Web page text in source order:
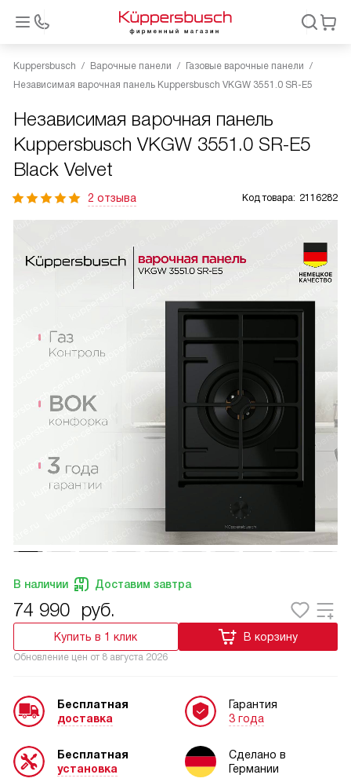
Kuppersbusch Варочные панели
Газовые варочные панели
Независимая варочная панель Kuppersbusch VKGW 3551.0 SR-E5
Независимая варочная панель
Kuppersbusch VKGW 3551.0 SR-E5
Black Velvet
2 отзыва Код товара: 2116282
В наличии Доставим завтра
74 990 руб.
Купить в 1 клик В корзину
Обновление цен от 8 августа 2026
Бесплатная
доставка
Бесплатная
установка
Гарантия
3 года
Сделано в
Германии